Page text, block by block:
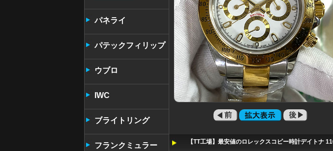
パネライ
パテックフィリップ
ウブロ
IWC
ブライトリング
フランクミュラー 【TT工場】最安値のロレックスコピー時計デイトナ